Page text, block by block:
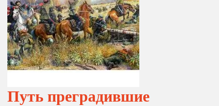
Путь преградившие